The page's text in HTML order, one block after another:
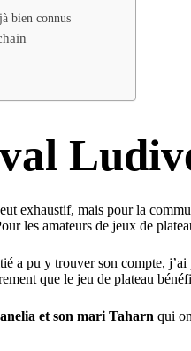
bien connus
exhaustif, mais pour la
les amateurs de jeux de
a pu y trouver son compte, j’ai
que le jeu de plateau
et son mari Taharn qui